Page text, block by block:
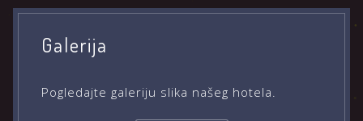
Galerija
Pogledajte galeriju slika našeg hotela.